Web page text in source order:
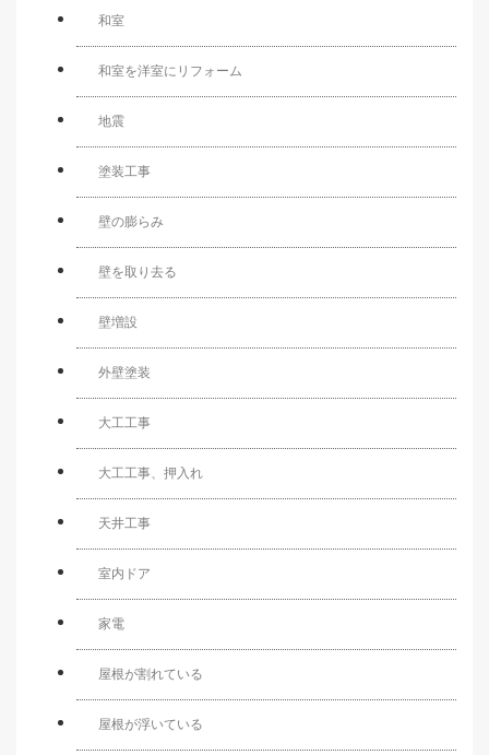
和室
和室を洋室にリフォーム
地震
塗装工事
壁の膨らみ
壁を取り去る
壁増設
外壁塗装
大工工事
大工工事、押入れ
天井工事
室内ドア
家電
屋根が割れている
屋根が浮いている